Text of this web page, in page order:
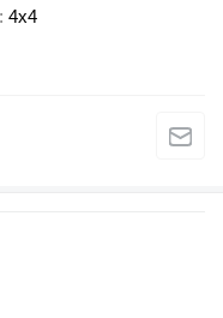
4x4